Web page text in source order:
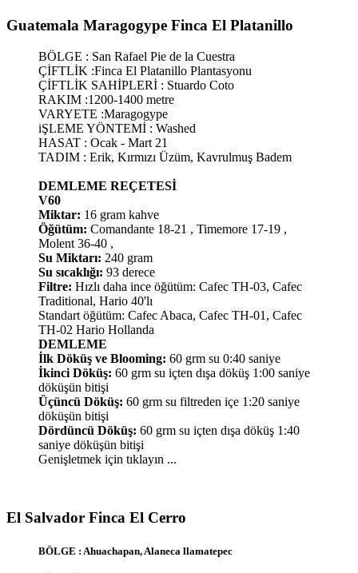
Guatemala Maragogype Finca El Platanillo​
BÖLGE : San Rafael Pie de la Cuestra
ÇİFTLİK :Finca El Platanillo Plantasyonu
ÇİFTLİK SAHİPLERİ : Stuardo Coto
RAKIM :1200-1400 metre
VARYETE :Maragogype
iŞLEME YÖNTEMİ : Washed
HASAT : Ocak - Mart 21
TADIM : Erik, Kırmızı Üzüm, Kavrulmuş Badem
DEMLEME REÇETESİ
V60
Miktar: 16 gram kahve
Öğütüm: Comandante 18-21 , Timemore 17-19 ,
Molent 36-40 ,
Su Miktarı: 240 gram
Su sıcaklığı: 93 derece
Filtre: Hızlı daha ince öğütüm: Cafec TH-03, Cafec
Traditional, Hario 40'lı
Standart öğütüm: Cafec Abaca, Cafec TH-01, Cafec
TH-02 Hario Hollanda
DEMLEME
İlk Döküş ve Blooming: 60 grm su 0:40 saniye
İkinci Döküş: 60 grm su içten dışa döküş 1:00 saniye
döküşün bitişi
Üçüncü Döküş: 60 grm su filtreden içe 1:20 saniye
döküşün bitişi
Dördüncü Döküş: 60 grm su içten dışa döküş 1:40
saniye döküşün bitişi
Genişletmek için tıklayın ...
El Salvador Finca El Cerro​
BÖLGE : Ahuachapan, Alaneca llamatepec